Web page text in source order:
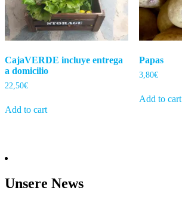
CajaVERDE incluye entrega
a domicilio
22,50€
Add to cart
Papas
3,80€
Add to cart
Unsere News